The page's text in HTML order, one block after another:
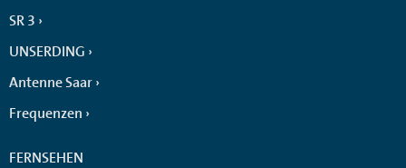
SR 3
UNSERDING
Antenne Saar
Frequenzen
FERNSEHEN